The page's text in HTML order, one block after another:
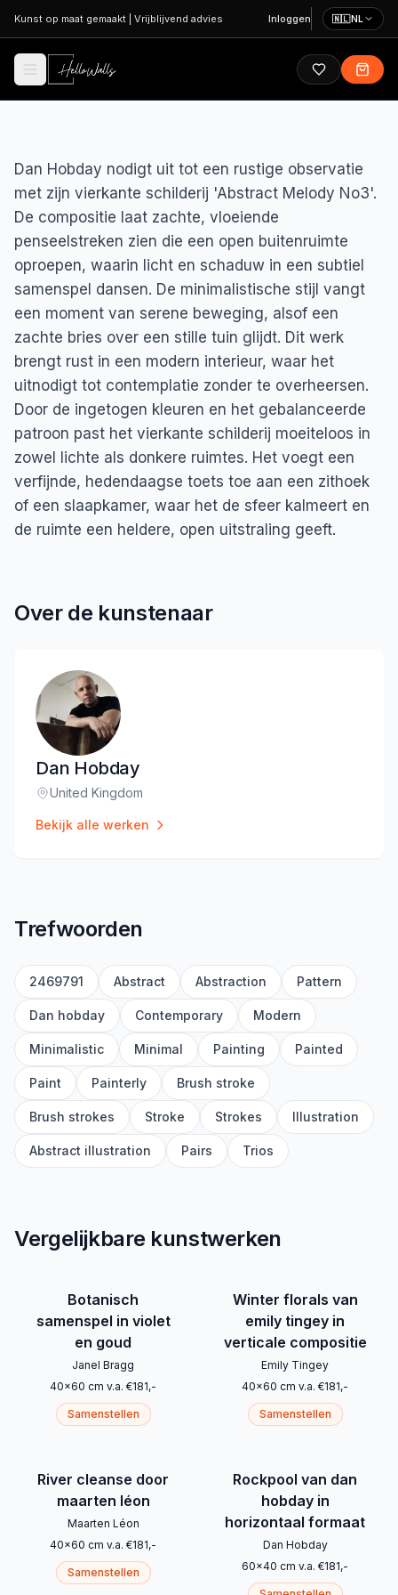
Ga naar hoofdinhoud
Kunst op maat gemaakt Vrijblijvend advies Inloggen 🇳🇱NL
Dan Hobday nodigt uit tot een rustige observatie
met zijn vierkante schilderij 'Abstract Melody No3'.
De compositie laat zachte, vloeiende
penseelstreken zien die een open buitenruimte
oproepen, waarin licht en schaduw in een subtiel
samenspel dansen. De minimalistische stijl vangt
een moment van serene beweging, alsof een
zachte bries over een stille tuin glijdt. Dit werk
brengt rust in een modern interieur, waar het
uitnodigt tot contemplatie zonder te overheersen.
Door de ingetogen kleuren en het gebalanceerde
patroon past het vierkante schilderij moeiteloos in
zowel lichte als donkere ruimtes. Het voegt een
verfijnde, hedendaagse toets toe aan een zithoek
of een slaapkamer, waar het de sfeer kalmeert en
de ruimte een heldere, open uitstraling geeft.
Over de kunstenaar
Dan Hobday
Locatie:
United Kingdom
Bekijk alle werken
Trefwoorden
2469791 Abstract Abstraction Pattern
Dan hobday Contemporary Modern
Minimalistic Minimal Painting Painted
Paint Painterly Brush stroke
Brush strokes Stroke Strokes Illustration
Abstract illustration Pairs Trios
Vergelijkbare kunstwerken
Botanisch
samenspel in violet
en goud
Janel Bragg
40x60 cm v.a. €181,-
Samenstellen
Winter florals van
emily tingey in
verticale compositie
Emily Tingey
40x60 cm v.a. €181,-
Samenstellen
River cleanse door
maarten léon
Maarten Léon
40x60 cm v.a. €181,-
Samenstellen
Rockpool van dan
hobday in
horizontaal formaat
Dan Hobday
60x40 cm v.a. €181,-